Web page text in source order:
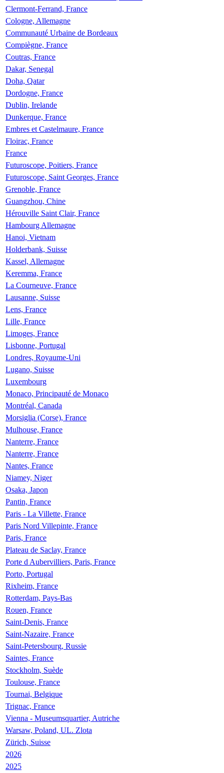
Clermont-Ferrand, France
Cologne, Allemagne
Communauté Urbaine de Bordeaux
Compiègne, France
Coutras, France
Dakar, Senegal
Doha, Qatar
Dordogne, France
Dublin, Irelande
Dunkerque, France
Embres et Castelmaure, France
Floirac, France
France
Futuroscope, Poitiers, France
Futuroscope, Saint Georges, France
Grenoble, France
Guangzhou, Chine
Hérouville Saint Clair, France
Hambourg Allemagne
Hanoi, Vietnam
Holderbank, Suisse
Kassel, Allemagne
Keremma, France
La Courneuve, France
Lausanne, Suisse
Lens, France
Lille, France
Limoges, France
Lisbonne, Portugal
Londres, Royaume-Uni
Lugano, Suisse
Luxembourg
Monaco, Principauté de Monaco
Montréal, Canada
Morsiglia (Corse), France
Mulhouse, France
Nanterre, France
Nanterre, France
Nantes, France
Niamey, Niger
Osaka, Japon
Pantin, France
Paris - La Villette, France
Paris Nord Villepinte, France
Paris, France
Plateau de Saclay, France
Porte d Aubervilliers, Paris, France
Porto, Portugal
Rixheim, France
Rotterdam, Pays-Bas
Rouen, France
Saint-Denis, France
Saint-Nazaire, France
Saint-Petersbourg, Russie
Saintes, France
Stockholm, Suède
Toulouse, France
Tournai, Belgique
Trignac, France
Vienna - Museumsquartier, Autriche
Warsaw, Poland, UL. Zlota
Zürich, Suisse
2026
2025